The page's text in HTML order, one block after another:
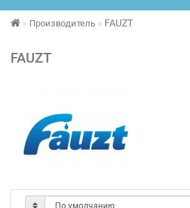
Производитель FAUZT
FAUZT